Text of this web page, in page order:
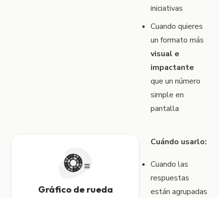
iniciativas
Cuando quieres
un formato más
visual e
impactante
que un número
simple en
pantalla
Gráfico de rueda
Cuándo usarlo:
Cuando las
respuestas
están agrupadas